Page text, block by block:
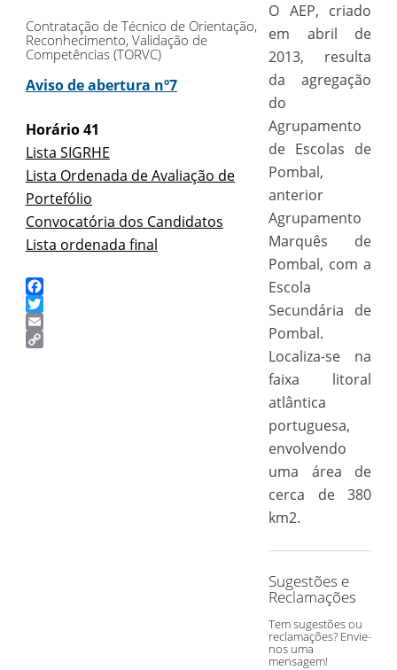
Contratação de Técnico de Orientação,
Reconhecimento, Validação de
Competências (TORVC)
Aviso de abertura nº7
Horário 41
Lista SIGRHE
Lista Ordenada de Avaliação de
Portefólio
Convocatória dos Candidatos
Lista ordenada final
Facebook
Twitter
Email
O AEP, criado
em abril de
2013, resulta
da agregação
do
Agrupamento
de Escolas de
Pombal,
anterior
Agrupamento
Marquês de
Pombal, com a
Escola
Secundária de
Pombal.
Localiza-se na
faixa litoral
atlântica
portuguesa,
envolvendo
uma área de
cerca de 380
km2.
Sugestões e
Reclamações
Tem sugestões ou
reclamações? Envie-
nos uma
mensagem!